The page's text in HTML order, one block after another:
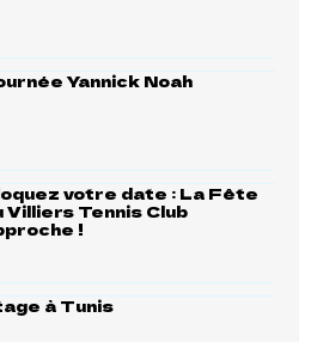
Yannick Noah
votre date : La Fête
Villiers Tennis Club
!
à Tunis